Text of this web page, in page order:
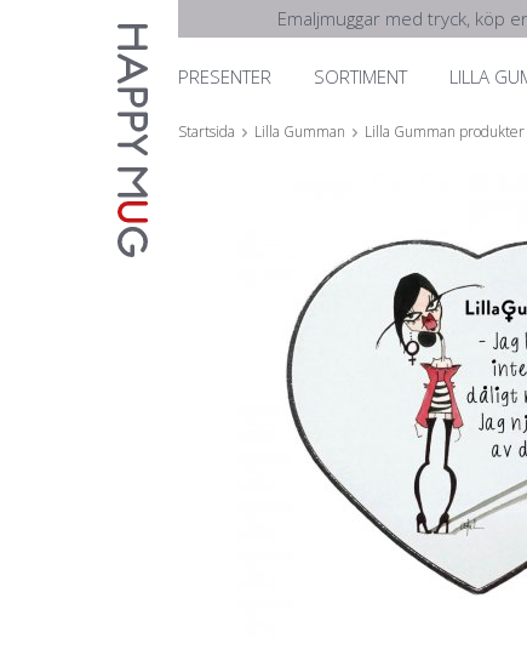
Emaljmuggar med tryck, köp
PRESENTER SORTIMENT LILLA
Startsida Lilla Gumman Lilla Gumman produkter